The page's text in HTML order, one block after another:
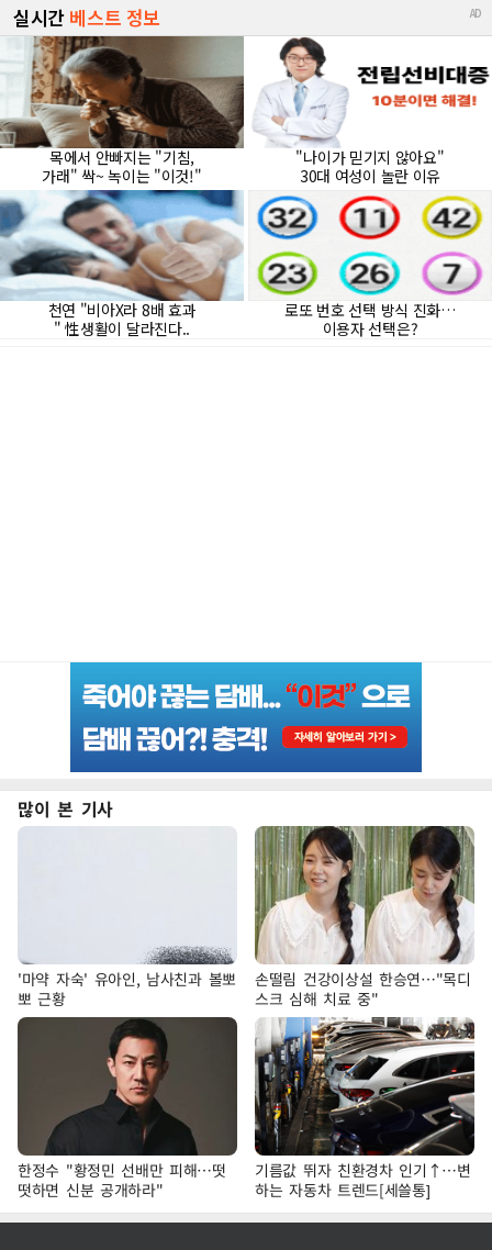
많이 본 기사
'마약 자숙' 유아인, 남사친과 볼뽀
뽀 근황
손떨림 건강이상설 한승연…"목디
스크 심해 치료 중"
한정수 "황정민 선배만 피해…떳
떳하면 신분 공개하라"
기름값 뛰자 친환경차 인기↑…변
하는 자동차 트렌드[세쓸통]